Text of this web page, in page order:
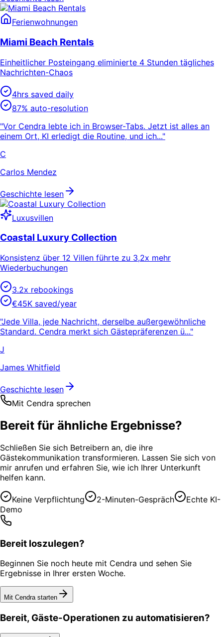
Ferienwohnungen
Miami Beach Rentals
Einheitlicher Posteingang eliminierte 4 Stunden tägliches
Nachrichten-Chaos
4hrs saved daily
87% auto-resolution
"Vor Cendra lebte ich in Browser-Tabs. Jetzt ist alles an
einem Ort, KI erledigt die Routine, und ich..."
C
Carlos Mendez
Geschichte lesen
Luxusvillen
Coastal Luxury Collection
Konsistenz über 12 Villen führte zu 3,2x mehr
Wiederbuchungen
3.2x rebookings
€45K saved/year
"Jede Villa, jede Nachricht, derselbe außergewöhnliche
Standard. Cendra merkt sich Gästepräferenzen ü..."
J
James Whitfield
Geschichte lesen
Mit Cendra sprechen
Bereit für ähnliche Ergebnisse?
Schließen Sie sich Betreibern an, die ihre
Gästekommunikation transformieren. Lassen Sie sich von
mir anrufen und erfahren Sie, wie ich Ihrer Unterkunft
helfen kann.
Keine Verpflichtung 2-Minuten-Gespräch
Echte KI-
Demo
Bereit loszulegen?
Beginnen Sie noch heute mit Cendra und sehen Sie
Ergebnisse in Ihrer ersten Woche.
Mit Cendra starten
Bereit, Gäste-Operationen zu automatisieren?